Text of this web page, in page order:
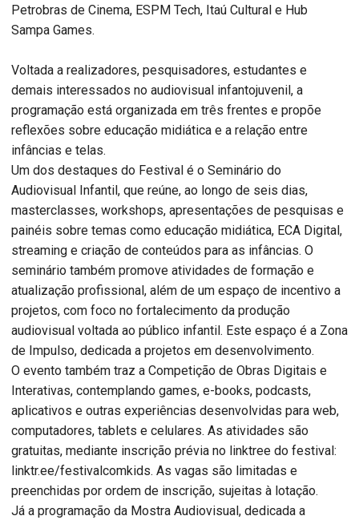
Petrobras de Cinema, ESPM Tech, Itaú Cultural e Hub
Sampa Games.
Voltada a realizadores, pesquisadores, estudantes e
demais interessados no audiovisual infantojuvenil, a
programação está organizada em três frentes e propõe
reflexões sobre educação midiática e a relação entre
infâncias e telas.
Um dos destaques do Festival é o Seminário do
Audiovisual Infantil, que reúne, ao longo de seis dias,
masterclasses, workshops, apresentações de pesquisas e
painéis sobre temas como educação midiática, ECA Digital,
streaming e criação de conteúdos para as infâncias. O
seminário também promove atividades de formação e
atualização profissional, além de um espaço de incentivo a
projetos, com foco no fortalecimento da produção
audiovisual voltada ao público infantil. Este espaço é a Zona
de Impulso, dedicada a projetos em desenvolvimento.
O evento também traz a Competição de Obras Digitais e
Interativas, contemplando games, e-books, podcasts,
aplicativos e outras experiências desenvolvidas para web,
computadores, tablets e celulares. As atividades são
gratuitas, mediante inscrição prévia no linktree do festival:
linktr.ee/festivalcomkids. As vagas são limitadas e
preenchidas por ordem de inscrição, sujeitas à lotação.
Já a programação da Mostra Audiovisual, dedicada a